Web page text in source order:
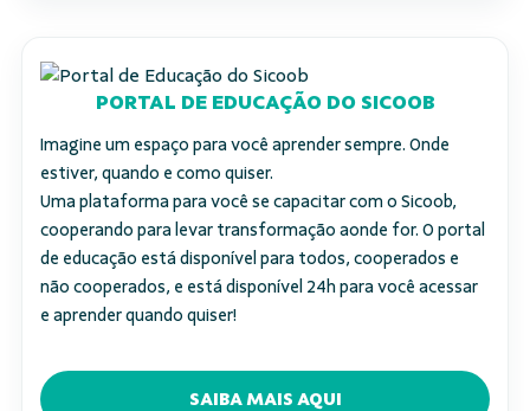
PORTAL DE EDUCAÇÃO DO SICOOB
Imagine um espaço para você aprender sempre. Onde
estiver, quando e como quiser.
Uma plataforma para você se capacitar com o Sicoob,
cooperando para levar transformação aonde for. O portal
de educação está disponível para todos, cooperados e
não cooperados, e está disponível 24h para você acessar
e aprender quando quiser!
SAIBA MAIS AQUI